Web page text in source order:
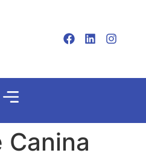
Canina